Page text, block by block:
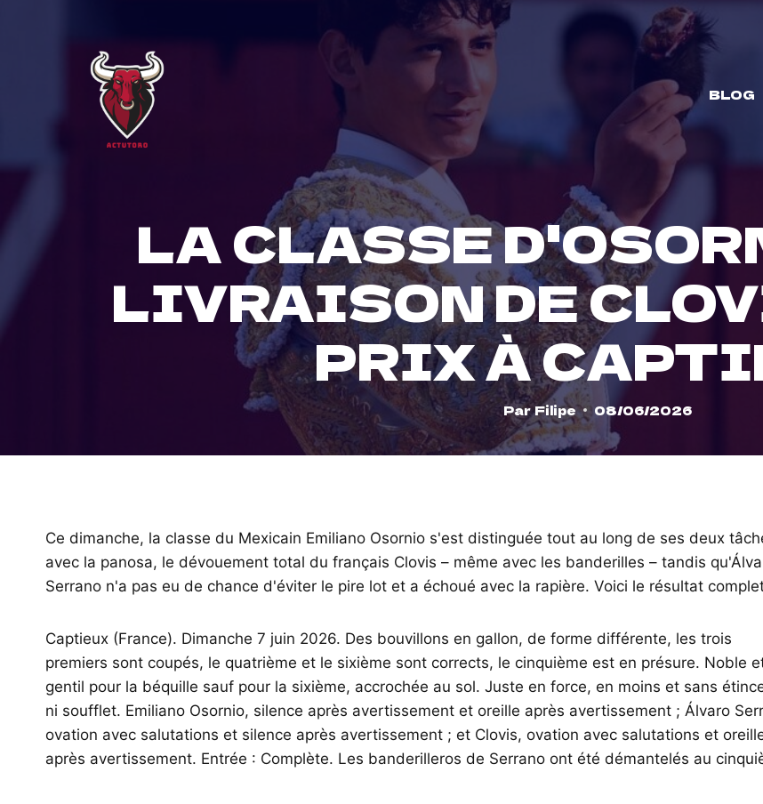
BLOG
LA CLASSE
LIVRAISON DE
PRIX À
ParFilipe 08/06/2026
Ce dimanche, la classe du Mexicain Emiliano Osornio s'est distinguée tout au long de ses deux
avec la panosa, le dévouement total du français Clovis – même avec les banderilles – tandis
Serrano n'a pas eu de chance d'éviter le pire lot et a échoué avec la rapière. Voici le résultat
Captieux (France). Dimanche 7 juin 2026. Des bouvillons en gallon, de forme différente, les trois
premiers sont coupés, le quatrième et le sixième sont corrects, le cinquième est en présure. Noble
gentil pour la béquille sauf pour la sixième, accrochée au sol. Juste en force, en moins et sans
ni soufflet. Emiliano Osornio, silence après avertissement et oreille après avertissement ; Álvaro
ovation avec salutations et silence après avertissement ; et Clovis, ovation avec salutations et
après avertissement. Entrée : Complète. Les banderilleros de Serrano ont été démantelés au